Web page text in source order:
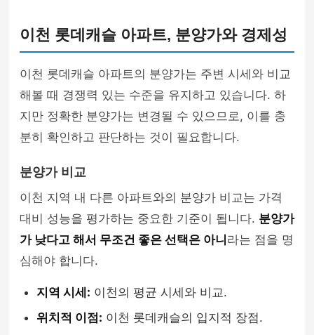
이천 롯데캐슬 아파트, 분양가와 경제성
이천 롯데캐슬 아파트의 분양가는 주변 시세와 비교
해볼 때 경쟁력 있는 수준을 유지하고 있습니다. 하
지만 정확한 분양가는 변경될 수 있으므로, 이를 충
분히 확인하고 판단하는 것이 필요합니다.
분양가 비교
이천 지역 내 다른 아파트와의 분양가 비교는 가격
대비 성능을 평가하는 중요한 기준이 됩니다. 분양가
가 낮다고 해서 무조건 좋은 선택은 아니 라는 점을 명
심해야 합니다.
지역 시세: 이천의 평균 시세와 비교.
위치적 이점: 이천 롯데캐슬의 입지적 장점.